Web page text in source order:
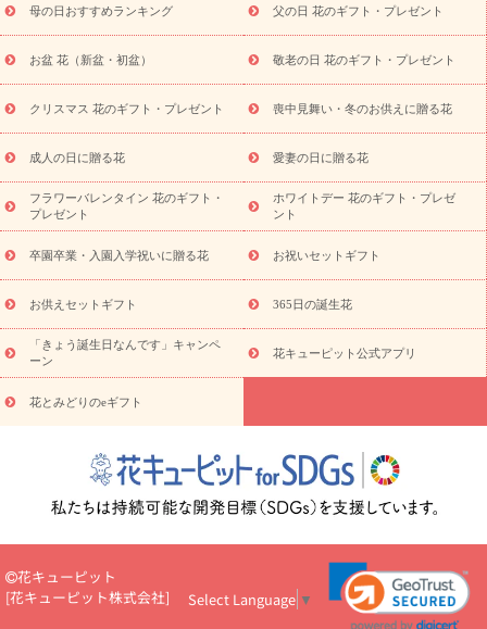
十九日法要以降に贈る花
通夜・葬儀に贈る花
お供え お花とセッ
お盆（新盆・初盆）
お祝い返し お見舞い
お取り
プリザーブドフラワー
スタイルから探す
アレンジメント
蘭・花鉢
ミディ胡蝶蘭・お祝い ミディ胡蝶蘭・お供え
の青色胡蝶蘭
観葉植物 観葉植物 産直多肉植物
プリザーブ
ドフラワー
お祝い お供え・お悔やみ 花とセットギフト
ミオーダー
プチギフト（hanamore -ハナモア-）
花とみどりの
eギフト
花キューピットのeGfit カラー ピンク
レンジ
レッド お花の種類 バラ ユリ トルコキキョウ
予
算から探す
お祝い お祝い・3000円～ お祝い・
お祝い・5000円～ お祝い・7000円～ お祝い・10000円～
お供え・お悔やみ
お供え・お悔やみ・3000円～
お供え・お
悔やみ・5000円～ お供え・お悔やみ・7000円～
お供え・お悔
やみ・10000円～
365日の誕生花カレンダー
開店・開業祝
お祝いを贈るときのマナー・
花キューピットのお祝いコラム一覧
誕生日のお花を「色
彩心理学」で選ぶ方法
結婚祝いの予算相場
出産祝いお役立ち情
転職祝いのマナー基礎知識
ペットのお祝いワンポイントアド
バイス
スタンド花（フラスタ）のマナー
お見舞いのマナーとル
お祝い花のマナー総まとめ
場上司や先輩へ贈るお祝い花の正解は？
開店祝いの花 選び方ガイ
ド（早見表あり）
母の日おすすめランキング 父の日 花のギフト・プレゼント
お盆 花（新盆・初盆） 敬老の日 花のギフト・プレゼント
クリスマス 花のギフト・プレゼント 喪中見舞い・冬のお供えに贈る花
成人の日に贈る花 愛妻の日に贈る花
フラワーバレンタイン 花のギフト・
プレゼント
ホワイトデー 花のギフト・プレゼ
ント
卒園卒業・入園入学祝いに贈る花 お祝いセットギフト
お供えセットギフト 365日の誕生花
「きょう誕生日なんです」キャンペ
ーン
花キューピット公式アプリ
花とみどりのeギフト
花キューピット
[花キューピット株式会社] Select Language ▼